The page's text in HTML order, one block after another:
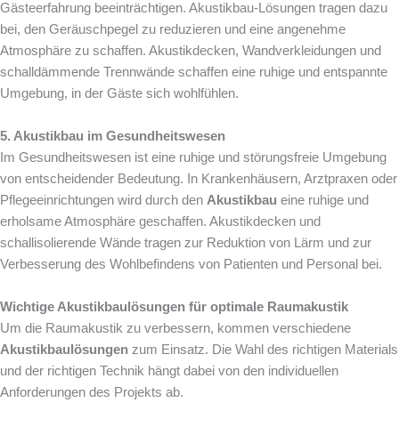
Gästeerfahrung beeinträchtigen. Akustikbau-Lösungen tragen dazu
bei, den Geräuschpegel zu reduzieren und eine angenehme
Atmosphäre zu schaffen. Akustikdecken, Wandverkleidungen und
schalldämmende Trennwände schaffen eine ruhige und entspannte
Umgebung, in der Gäste sich wohlfühlen.
5. Akustikbau im Gesundheitswesen
Im Gesundheitswesen ist eine ruhige und störungsfreie Umgebung
von entscheidender Bedeutung. In Krankenhäusern, Arztpraxen oder
Pflegeeinrichtungen wird durch den Akustikbau eine ruhige und
erholsame Atmosphäre geschaffen. Akustikdecken und
schallisolierende Wände tragen zur Reduktion von Lärm und zur
Verbesserung des Wohlbefindens von Patienten und Personal bei.
Wichtige Akustikbaulösungen für optimale Raumakustik
Um die Raumakustik zu verbessern, kommen verschiedene
Akustikbaulösungen zum Einsatz. Die Wahl des richtigen Materials
und der richtigen Technik hängt dabei von den individuellen
Anforderungen des Projekts ab.